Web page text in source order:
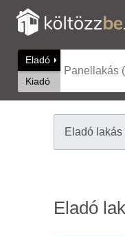
Eladó
Kiadó
Panellakás
Eladó lakás
Eladó